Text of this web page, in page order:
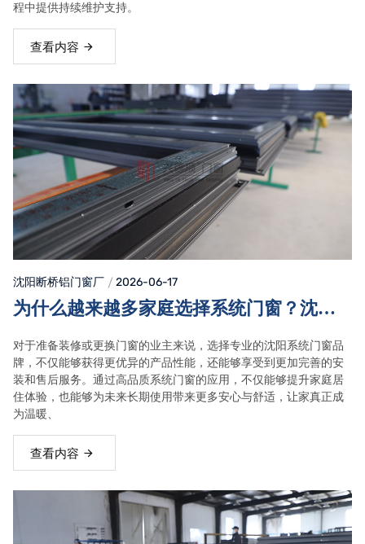
程中提供持续维护支持。
查看内容
沈阳断桥铝门窗厂 2026-06-17
为什么越来越多家庭选择系统门窗？沈阳
对于准备装修或更换门窗的业主来说，选择专业的沈阳系统门窗品
牌，不仅能够获得更优异的产品性能，还能够享受到更加完善的安
装和售后服务。通过高品质系统门窗的应用，不仅能够提升家庭居
住体验，也能够为未来长期使用带来更多安心与舒适，让家真正成
为温暖、
查看内容